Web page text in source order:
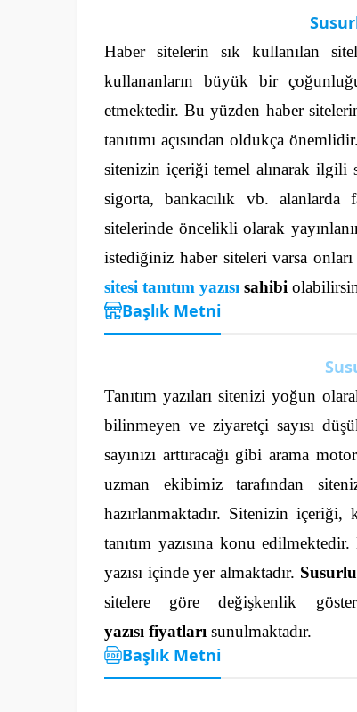
Haber sitelerin sık kullanılan
kullananların büyük bir
etmektedir. Bu yüzden haber
tanıtımı açısından oldukça önemlidir.
sitenizin içeriği temel alınarak ilgili
sigorta, bankacılık vb.
sitelerinde öncelikli olarak
istediğiniz haber siteleri varsa
sitesi tanıtım yazısı sahibi
Başlık Metni
Tanıtım yazıları sitenizi yoğun
bilinmeyen ve ziyaretçi sayısı
sayınızı arttıracağı gibi arama
uzman ekibimiz tarafından
hazırlanmaktadır. Sitenizin içeriği,
tanıtım yazısına konu edilmektedir.
yazısı içinde yer almaktadır.
sitelere göre değişkenlik
yazısı fiyatları sunulmaktadır.
Başlık Metni